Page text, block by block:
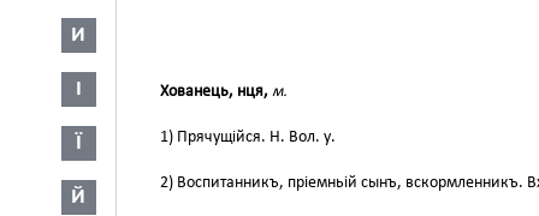
И
І
Ї
Й
Хованець, нця, м.
1) Прячущійся. Н. Вол. у.
2) Воспитанникъ, пріемньій сынъ, вскормленникъ.